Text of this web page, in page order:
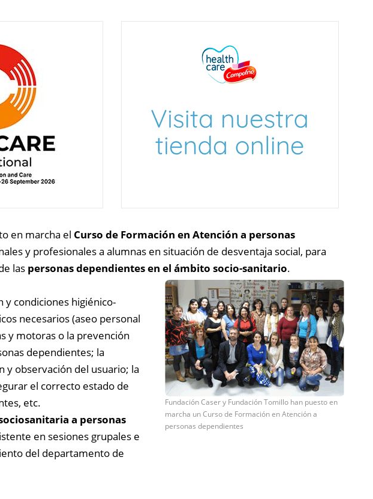
en marcha el Curso de Formación en Atención a personas
y profesionales a alumnas en situación de desventaja social, para
las personas dependientes en el ámbito socio-sanitario.
Fundación Caser y Fundación Tomillo han puesto en
marcha un Curso de Formación en Atención a
personas dependientes
y condiciones higiénico-
necesarios (aseo personal
y motoras o la prevención
dependientes; la
y observación del usuario; la
el correcto estado de
etc.
a personas
en sesiones grupales e
del departamento de